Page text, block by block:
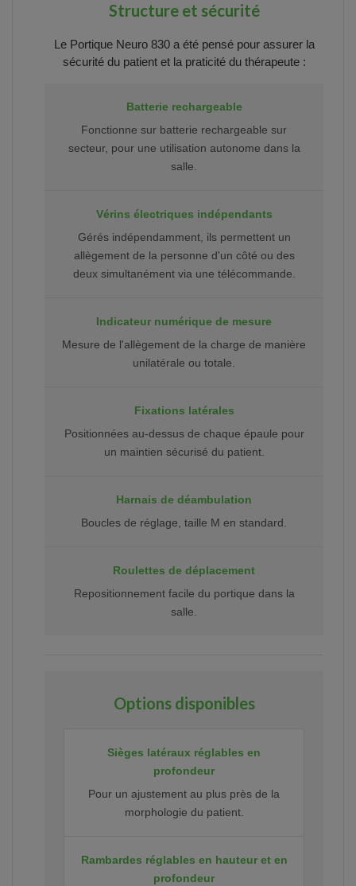
Structure et sécurité
Le Portique Neuro 830 a été pensé pour assurer la
sécurité du patient et la praticité du thérapeute :
Batterie rechargeable
Fonctionne sur batterie rechargeable sur
secteur, pour une utilisation autonome dans la
salle.
Vérins électriques indépendants
Gérés indépendamment, ils permettent un
allègement de la personne d'un côté ou des
deux simultanément via une télécommande.
Indicateur numérique de mesure
Mesure de l'allègement de la charge de manière
unilatérale ou totale.
Fixations latérales
Positionnées au-dessus de chaque épaule pour
un maintien sécurisé du patient.
Harnais de déambulation
Boucles de réglage, taille M en standard.
Roulettes de déplacement
Repositionnement facile du portique dans la
salle.
Options disponibles
Sièges latéraux réglables en
profondeur
Pour un ajustement au plus près de la
morphologie du patient.
Rambardes réglables en hauteur et en
profondeur